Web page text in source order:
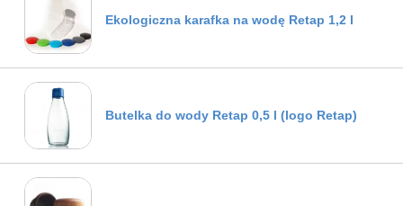
Ekologiczna karafka na wodę Retap 1,2 l
Butelka do wody Retap 0,5 l (logo Retap)